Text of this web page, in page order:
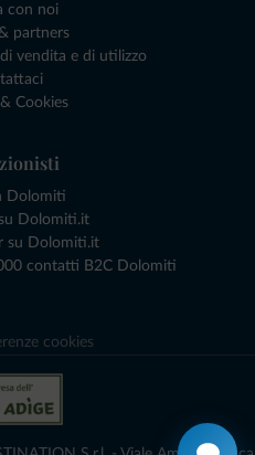
con noi
partners
vendita e di utilizzo
Cookies
Dolomiti
Dolomiti.it
su Dolomiti.it
contatti B2C Dolomiti
cookies